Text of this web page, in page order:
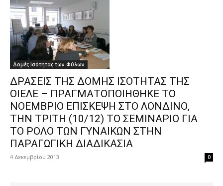
Δομές Ισότητας των Φύλων
ΔΡΑΣΕΙΣ ΤΗΣ ΔΟΜΗΣ ΙΣΟΤΗΤΑΣ ΤΗΣ
ΟΙΕΛΕ – ΠΡΑΓΜΑΤΟΠΟΙΗΘΗΚΕ ΤΟ
ΝΟΕΜΒΡΙΟ ΕΠΙΣΚΕΨΗ ΣΤΟ ΛΟΝΔΙΝΟ,
ΤΗΝ ΤΡΙΤΗ (10/12) ΤΟ ΣΕΜΙΝΑΡΙΟ ΓΙΑ
ΤΟ ΡΟΛΟ ΤΩΝ ΓΥΝΑΙΚΩΝ ΣΤΗΝ
ΠΑΡΑΓΩΓΙΚΗ ΔΙΑΔΙΚΑΣΙΑ
4 Δεκεμβρίου 2013 0